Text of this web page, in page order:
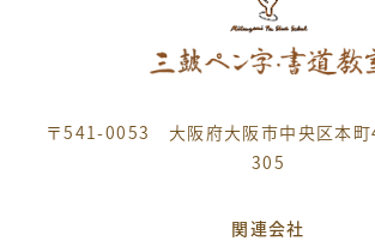
〒541-0053 大阪府大阪市中央区本
305
関連会社